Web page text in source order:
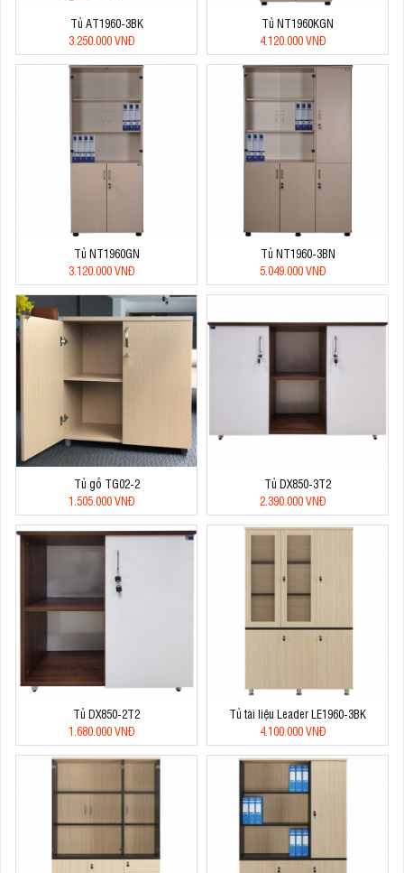
Tủ AT1960-3BK
3.250.000 VNĐ
Tủ NT1960KGN
4.120.000 VNĐ
Tủ NT1960GN
3.120.000 VNĐ
Tủ NT1960-3BN
5.049.000 VNĐ
Tủ gỗ TG02-2
1.505.000 VNĐ
Tủ DX850-3T2
2.390.000 VNĐ
Tủ DX850-2T2
1.680.000 VNĐ
Tủ tài liệu Leader LE1960-3BK
4.100.000 VNĐ